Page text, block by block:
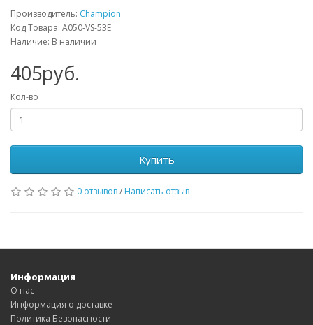
Производитель: Champion
Код Товара: A050-VS-53E
Наличие: В наличии
405руб.
Кол-во
Купить
0 отзывов/ Написать отзыв
Информация
О нас
Информация о доставке
Политика Безопасности